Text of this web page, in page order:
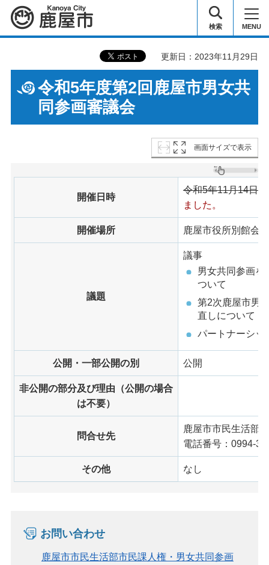
鹿屋市 検索 MENU
更新日：2023年11月29日
令和5年度第2回鹿屋市男女共
同参画審議会
画面サイズで表示
開催日時
令和5年11月14日
ました。
開催場所 鹿屋市役所別館会
議題
議事
男女共同参画を
ついて
第2次鹿屋市男
直しについて
パートナーシッ
公開・一部公開の別 公開
非公開の部分及び理由（公開の場合
は不要）
問合せ先
鹿屋市市民生活部
電話番号：0994-
その他 なし
お問い合わせ
鹿屋市市民生活部市民課人権・男女共同参画